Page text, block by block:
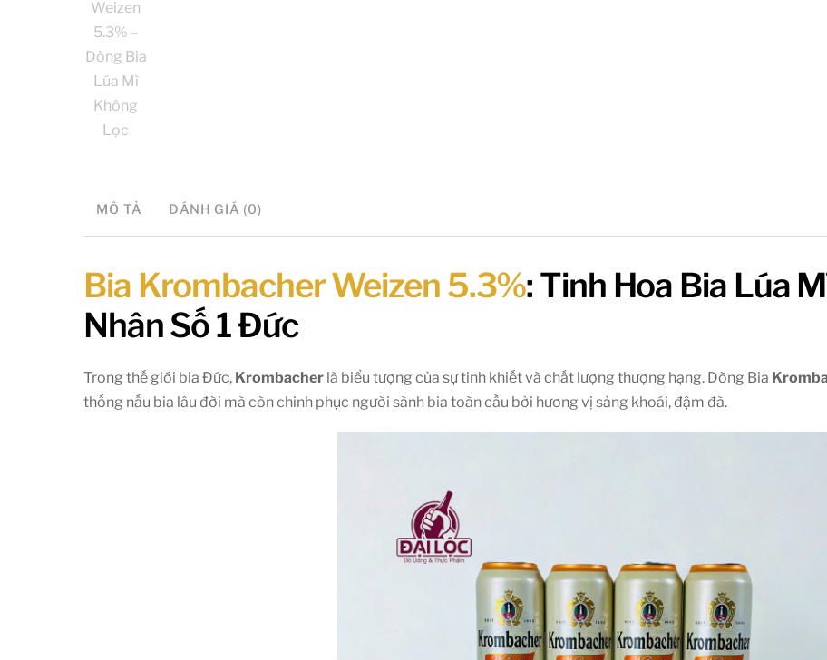
MÔ TẢ ĐÁNH GIÁ (0)
Bia Krombacher Weizen 5.3%: Tinh Hoa Bia Lúa
Nhân Số 1 Đức
Trong thế giới bia Đức, Krombacher là biểu tượng của sự tinh khiết và chất lượng thượng hạng. Dòng Bia
thống nấu bia lâu đời mà còn chinh phục người sành bia toàn cầu bởi hương vị sảng khoái, đậm đà.